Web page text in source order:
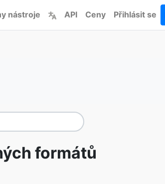
nástroje API Ceny Přihlásit se
formátů